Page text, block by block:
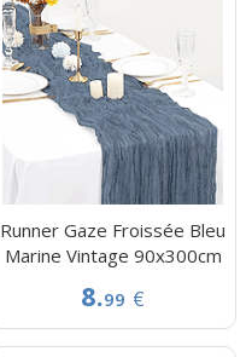
Runner Gaze Froissée Bleu
Marine Vintage 90x300cm
8.99 €